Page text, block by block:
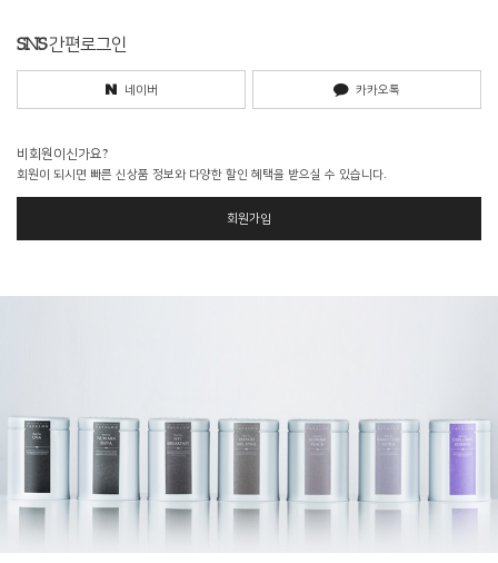
SNS간편로그인
네이버 카카오톡
비회원이신가요?
회원이 되시면 빠른 신상품 정보와 다양한 할인 혜택을 받으실 수 있습니다.
회원가입